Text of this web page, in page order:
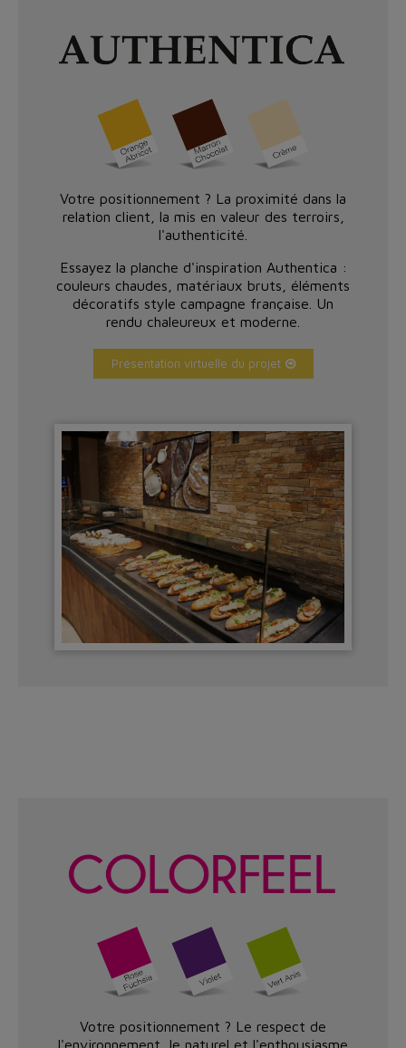
Votre positionnement ? La proximité dans la
relation client, la mis en valeur des terroirs,
l'authenticité.
Essayez la planche d'inspiration Authentica :
couleurs chaudes, matériaux bruts, éléments
décoratifs style campagne française. Un
rendu chaleureux et moderne.
Présentation virtuelle du projet
Votre positionnement ? Le respect de
l'environnement, le naturel et l'enthousiasme